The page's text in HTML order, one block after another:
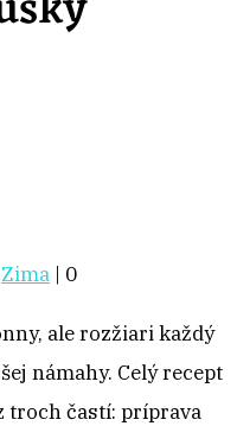
Zima | 0
ale rozžiari každý
námahy. Celý recept
troch častí: príprava